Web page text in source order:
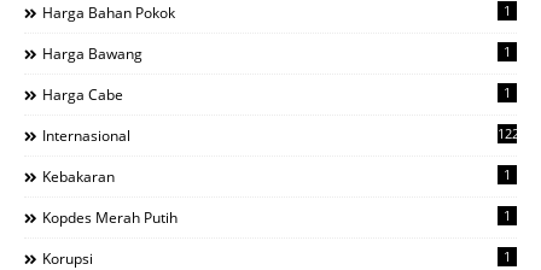
Harga Bahan Pokok 1
Harga Bawang 1
Harga Cabe 1
Internasional 122
Kebakaran 1
Kopdes Merah Putih 1
Korupsi 1